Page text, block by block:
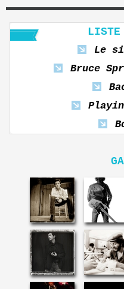
Le
Bruce